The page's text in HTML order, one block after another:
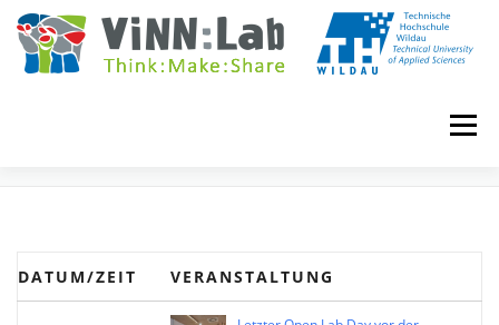
Zum
Inhalt
springen
Menü
DATUM/ZEIT VERANSTALTUNG